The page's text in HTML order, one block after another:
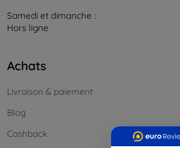
Samedi et dimanche :
Hors ligne
Achats
Livraison & paiement
Blog
Cashback